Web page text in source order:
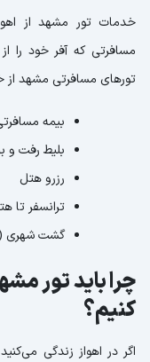
خدمات تور مشهد از
مسافرتی که آفر خود را
تورهای مسافرتی مشهد از
بیمه
بلیط رفت و
رزرو هتل
ترانسفر تا
گشت شهری
چرا باید تور
کنیم؟
اگر در اهواز زندگی